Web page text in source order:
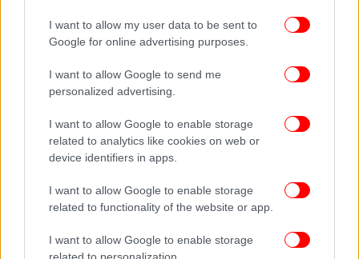
I want to allow my user data to be sent to
Google for online advertising purposes.
I want to allow Google to send me
personalized advertising.
I want to allow Google to enable storage
related to analytics like cookies on web or
device identifiers in apps.
I want to allow Google to enable storage
related to functionality of the website or app.
I want to allow Google to enable storage
καιρό, την οικονομία και τη ζωή μας